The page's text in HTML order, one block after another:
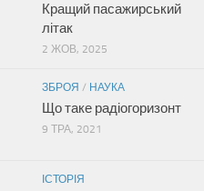
Кращий пасажирський
літак
2 ЖОВ, 2025
ЗБРОЯ / НАУКА
Що таке радіогоризонт
9 ТРА, 2021
ІСТОРІЯ